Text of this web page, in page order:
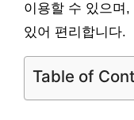
이용할 수 있으며
있어 편리합니다.
Table of